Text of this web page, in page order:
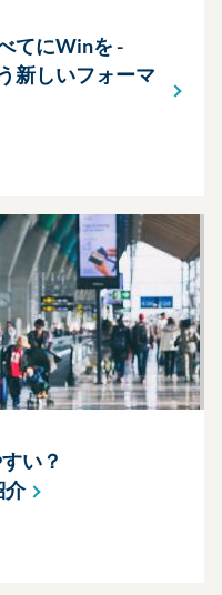
てにWinを -
新しいフォーマ
い？
介